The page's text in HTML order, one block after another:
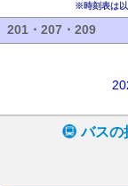
※時刻表は以
201・207・209
バスの